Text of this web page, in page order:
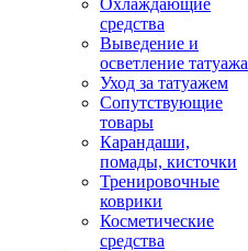
Охлаждающие
средства
Выведение и
осветление татуажа
Уход за татуажем
Сопутствующие
товары
Карандаши,
помады, кисточки
Тренировочные
коврики
Косметические
средства